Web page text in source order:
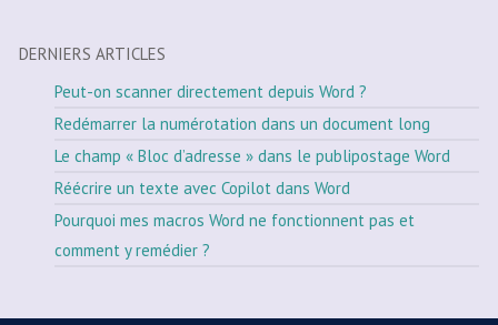
DERNIERS ARTICLES
Peut-on scanner directement depuis Word ?
Redémarrer la numérotation dans un document long
Le champ « Bloc d’adresse » dans le publipostage Word
Réécrire un texte avec Copilot dans Word
Pourquoi mes macros Word ne fonctionnent pas et
comment y remédier ?